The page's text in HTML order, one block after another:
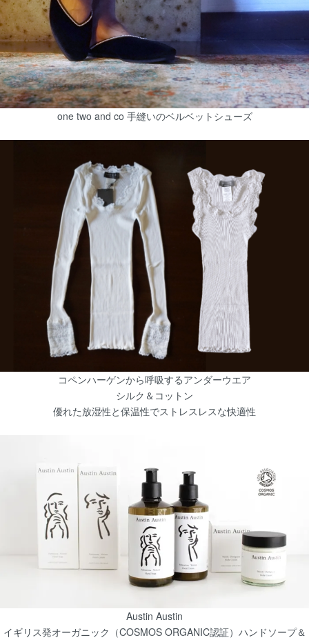
one two and co 手縫いのベルベットシューズ
コペンハーゲンから呼吸するアンダーウエア
シルク＆コットン
優れた放湿性と保温性でストレスレスな快適性
Austin Austin
イギリス発オーガニック（COSMOS ORGANIC認証）ハンドソープ＆